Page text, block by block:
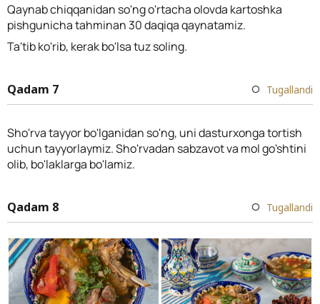
Qaynab chiqqanidan so'ng o'rtacha olovda kartoshka
pishgunicha tahminan 30 daqiqa qaynatamiz.
Ta'tib ko'rib, kerak bo'lsa tuz soling.
Qadam 7 Tugallandi
Sho'rva tayyor bo'lganidan so'ng, uni dasturxonga tortish
uchun tayyorlaymiz. Sho'rvadan sabzavot va mol go'shtini
olib, bo'laklarga bo'lamiz.
Qadam 8 Tugallandi